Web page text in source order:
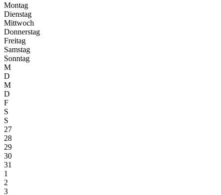
Montag
Dienstag
Mittwoch
Donnerstag
Freitag
Samstag
Sonntag
M
D
M
D
F
S
S
27
28
29
30
31
1
2
3